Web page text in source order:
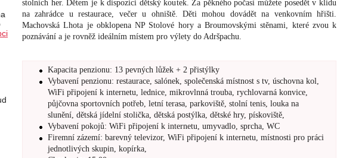
stolních her. Dětem je k dispozici dětský koutek. Za pěkného počasí můžete posedět v klidu
na zahrádce u restaurace, večer u ohniště. Děti mohou dovádět na venkovním hřišti.
Machovská Lhota je obklopena NP Stolové hory a Broumovskými stěnami, které zvou k
poznávání a je rovněž ideálním místem pro výlety do Adršpachu.
Kapacita penzionu: 13 pevných lůžek + 2 přistýlky
Vybavení penzionu: restaurace, salónek, společenská místnost s tv, úschovna kol,
WiFi připojení k internetu, lednice, mikrovlnná trouba, rychlovarná konvice,
půjčovna sportovních potřeb, letní terasa, parkoviště, stolní tenis, louka na
slunění, dětská jídelní stolička, dětská postýlka, dětské hry, pískoviště,
Vybavení pokojů: WiFi připojení k internetu, umyvadlo, sprcha, WC
Firemní zázemí: barevný televizor, WiFi připojení k internetu, místnosti pro práci
jednotlivých skupin, kopírka,